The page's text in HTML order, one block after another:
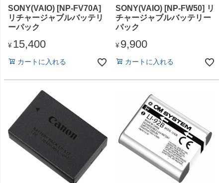
SONY(VAIO) [NP-FV70A]
リチャージャブルバッテリ
ーパック
¥ 15,400
カートに入れる
SONY(VAIO) [NP-FW50] リ
チャージャブルバッテリー
パック
¥ 9,900
カートに入れる